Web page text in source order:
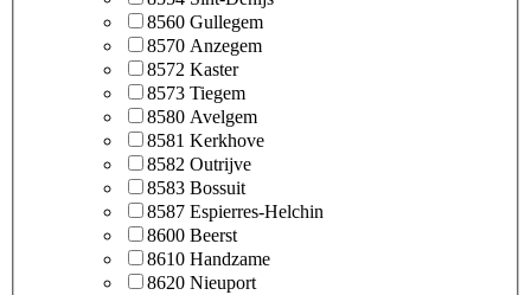
8560 Gullegem
8570 Anzegem
8572 Kaster
8573 Tiegem
8580 Avelgem
8581 Kerkhove
8582 Outrijve
8583 Bossuit
8587 Espierres-Helchin
8600 Beerst
8610 Handzame
8620 Nieuport